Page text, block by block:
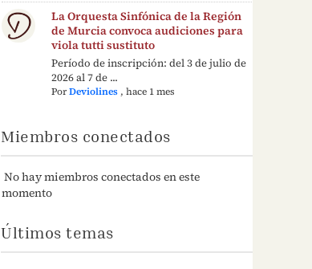
La Orquesta Sinfónica de la Región
de Murcia convoca audiciones para
viola tutti sustituto
Período de inscripción: del 3 de julio de
2026 al 7 de ...
PorDeviolines ,hace 1 mes
Miembros conectados
No hay miembros conectados en este
momento
Últimos temas